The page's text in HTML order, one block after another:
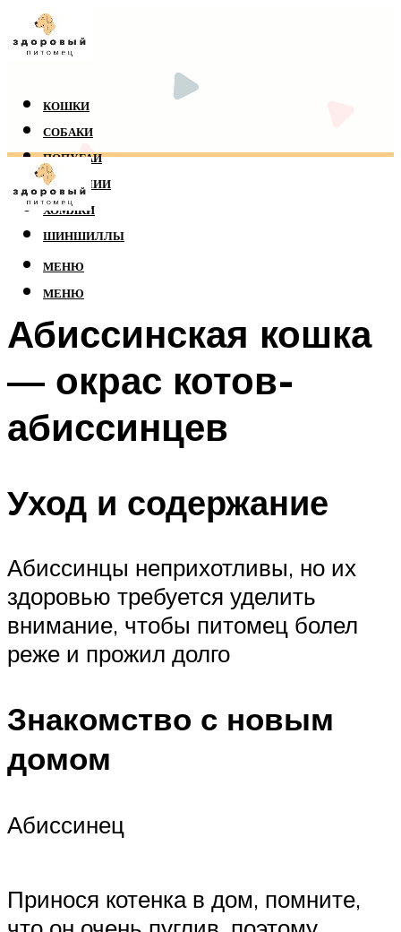
КОШКИ
СОБАКИ
ПОПУГАИ
РЕПТИЛИИ
ХОМЯКИ
ШИНШИЛЛЫ
МЕНЮ
МЕНЮ
Абиссинская кошка
— окрас котов-
абиссинцев
Уход и содержание
Абиссинцы неприхотливы, но их
здоровью требуется уделить
внимание, чтобы питомец болел
реже и прожил долго
Знакомство с новым
домом
Абиссинец
Принося котенка в дом, помните,